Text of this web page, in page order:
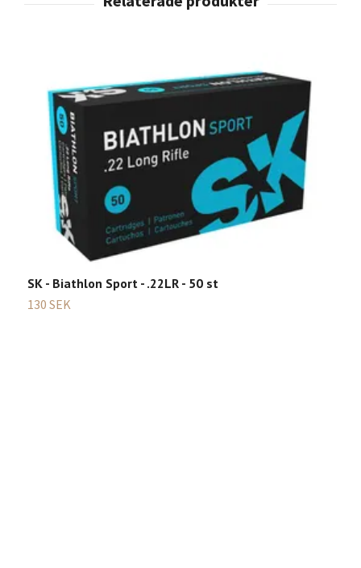
SK - Biathlon Sport - .22LR - 50 st
130 SEK